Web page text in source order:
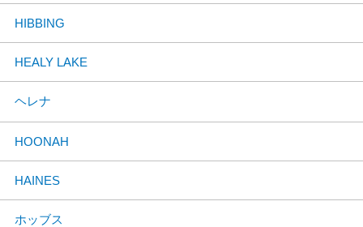
HIBBING
HEALY LAKE
ヘレナ
HOONAH
HAINES
ホッブス